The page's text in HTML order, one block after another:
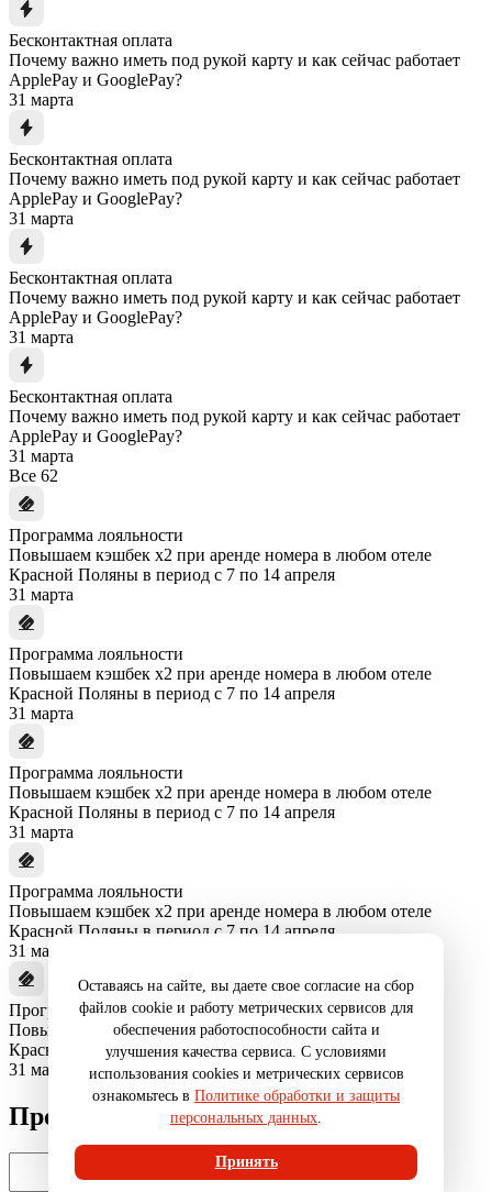
Оставаясь на сайте, вы даете свое согласие на сбор
файлов cookie и работу метрических сервисов для
обеспечения работоспособности сайта и
улучшения качества сервиса. С условиями
использования cookies и метрических сервисов
ознакомьтесь в Политике обработки и защиты
персональных данных.
Принять
Бесконтактная оплата
Почему важно иметь под рукой карту и как сейчас работает
ApplePay и GooglePay?
31 марта
Бесконтактная оплата
Почему важно иметь под рукой карту и как сейчас работает
ApplePay и GooglePay?
31 марта
Бесконтактная оплата
Почему важно иметь под рукой карту и как сейчас работает
ApplePay и GooglePay?
31 марта
Бесконтактная оплата
Почему важно иметь под рукой карту и как сейчас работает
ApplePay и GooglePay?
31 марта
Все 62
Программа лояльности
Повышаем кэшбек x2 при аренде номера в любом отеле
Красной Поляны в период с 7 по 14 апреля
31 марта
Программа лояльности
Повышаем кэшбек x2 при аренде номера в любом отеле
Красной Поляны в период с 7 по 14 апреля
31 марта
Программа лояльности
Повышаем кэшбек x2 при аренде номера в любом отеле
Красной Поляны в период с 7 по 14 апреля
31 марта
Программа лояльности
Повышаем кэшбек x2 при аренде номера в любом отеле
Красной Поляны в период с 7 по 14 апреля
31 марта
Программа лояльности
Повышаем кэшбек x2 при аренде номера в любом отеле
Красной Поляны в период с 7 по 14 апреля
31 марта
Промокод